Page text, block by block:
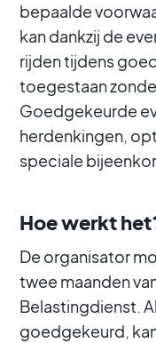
bepaalde
kan dankzij de
rijden tijdens
toegestaan
Goedgekeurde
herdenkingen,
speciale
Hoe werkt
De organisator
twee maanden
Belastingdienst.
goedgekeurd,